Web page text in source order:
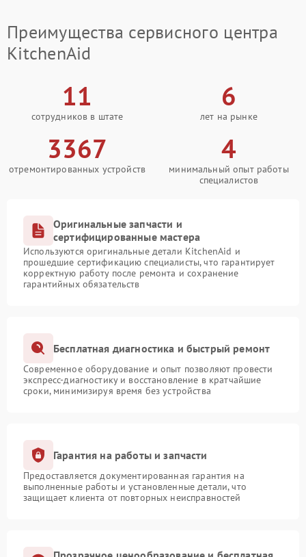
Преимущества сервисного центра
KitchenAid
11
сотрудников в штате
6
лет на рынке
3367
отремонтированных устройств
4
минимальный опыт работы
специалистов
Оригинальные запчасти и
сертифицированные мастера
Используются оригинальные детали KitchenAid и
прошедшие сертификацию специалисты, что гарантирует
корректную работу после ремонта и сохранение
гарантийных обязательств
Бесплатная диагностика и быстрый ремонт
Современное оборудование и опыт позволяют провести
экспресс-диагностику и восстановление в кратчайшие
сроки, минимизируя время без устройства
Гарантия на работы и запчасти
Предоставляется документированная гарантия на
выполненные работы и установленные детали, что
защищает клиента от повторных неисправностей